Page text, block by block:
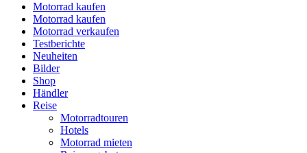
Motorrad kaufen
Motorrad kaufen
Motorrad verkaufen
Testberichte
Neuheiten
Bilder
Shop
Händler
Reise
Motorradtouren
Hotels
Motorrad mieten